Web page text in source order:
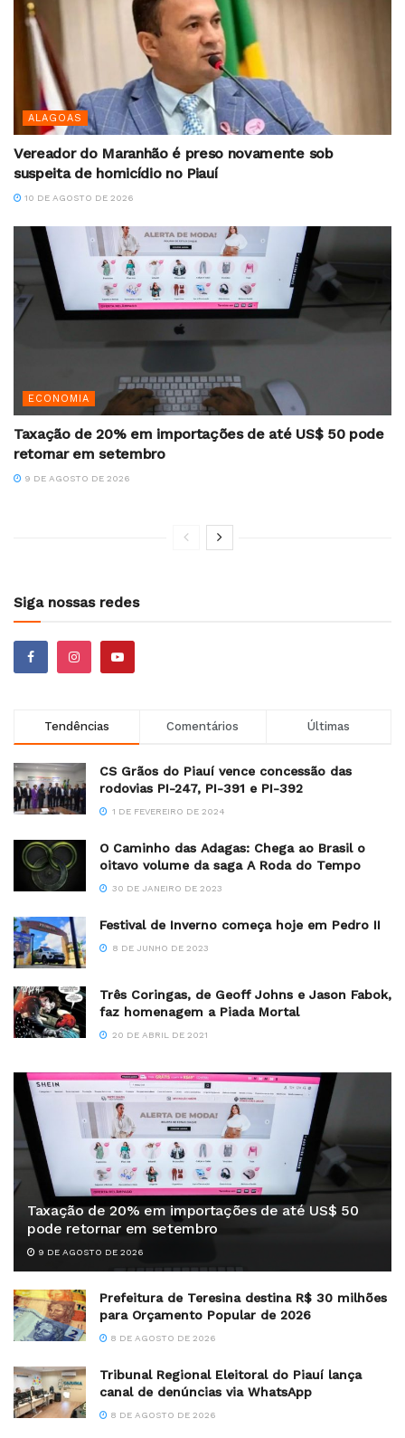
ALAGOAS
Vereador do Maranhão é preso novamente sob
suspeita de homicídio no Piauí
10 DE AGOSTO DE 2026
ECONOMIA
Taxação de 20% em importações de até US$ 50 pode
retornar em setembro
9 DE AGOSTO DE 2026
Siga nossas redes
Tendências Comentários Últimas
CS Grãos do Piauí vence concessão das
rodovias PI-247, PI-391 e PI-392
1 DE FEVEREIRO DE 2024
O Caminho das Adagas: Chega ao Brasil o
oitavo volume da saga A Roda do Tempo
30 DE JANEIRO DE 2023
Festival de Inverno começa hoje em Pedro II
8 DE JUNHO DE 2023
Três Coringas, de Geoff Johns e Jason Fabok,
faz homenagem a Piada Mortal
20 DE ABRIL DE 2021
Taxação de 20% em importações de até US$ 50
pode retornar em setembro
9 DE AGOSTO DE 2026
Prefeitura de Teresina destina R$ 30 milhões
para Orçamento Popular de 2026
8 DE AGOSTO DE 2026
Tribunal Regional Eleitoral do Piauí lança
canal de denúncias via WhatsApp
8 DE AGOSTO DE 2026